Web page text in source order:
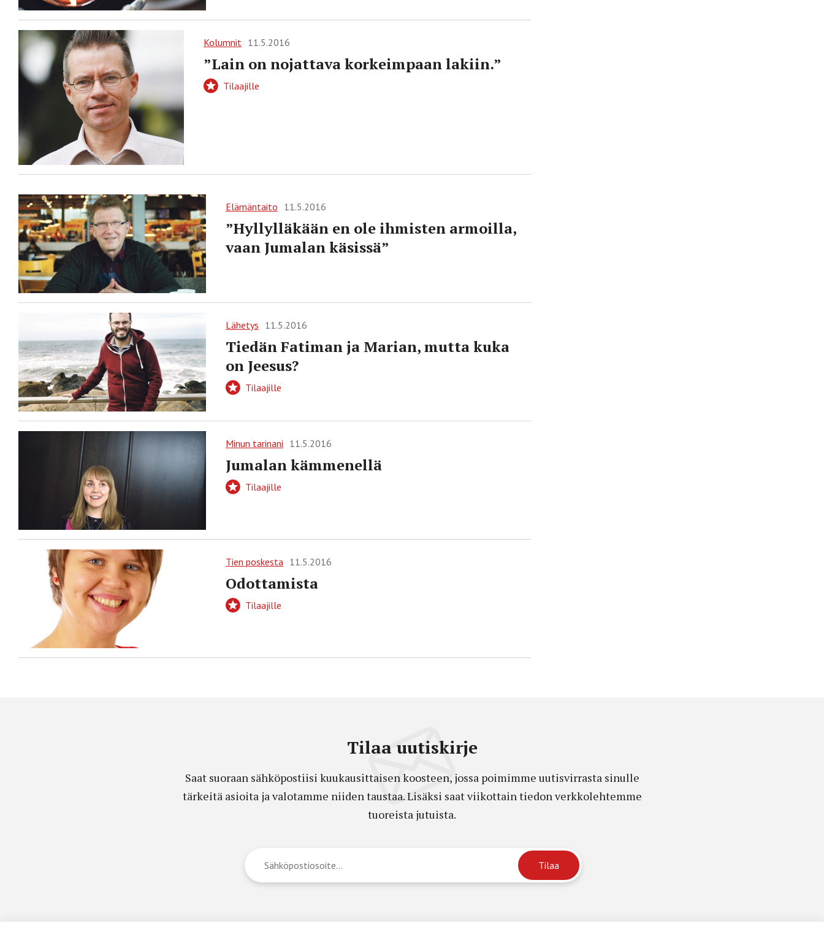
Kolumnit 11.5.2016
”Lain on nojattava korkeimpaan lakiin.”
Tilaajille
Elämäntaito 11.5.2016
”Hyllylläkään en ole ihmisten armoilla,
vaan Jumalan käsissä”
Lähetys 11.5.2016
Tiedän Fatiman ja Marian, mutta kuka
on Jeesus?
Tilaajille
Minun tarinani 11.5.2016
Jumalan kämmenellä
Tilaajille
Tien poskesta 11.5.2016
Odottamista
Tilaajille
Tilaa uutiskirje
Saat suoraan sähköpostiisi kuukausittaisen koosteen, jossa poimimme uutisvirrasta sinulle
tärkeitä asioita ja valotamme niiden taustaa. Lisäksi saat viikottain tiedon verkkolehtemme
tuoreista jutuista.